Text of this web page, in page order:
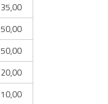
35,00
50,00
50,00
20,00
10,00